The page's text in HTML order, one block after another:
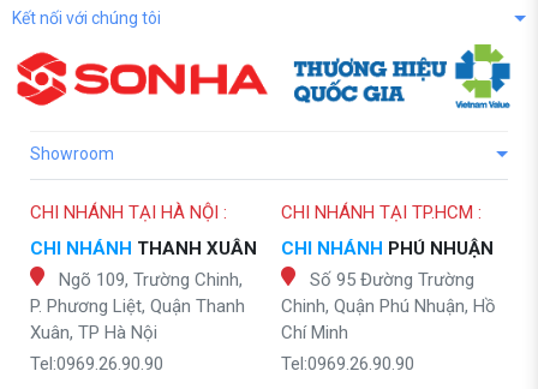
Kết nối với chúng tôi
Showroom
CHI NHÁNH TẠI HÀ NỘI :
CHI NHÁNH THANH XUÂN
Ngõ 109, Trường Chinh,
P. Phương Liệt, Quận Thanh
Xuân, TP Hà Nội
Tel:0969.26.90.90
CHI NHÁNH TẠI TP.HCM :
CHI NHÁNH PHÚ NHUẬN
Số 95 Đường Trường
Chinh, Quận Phú Nhuận, Hồ
Chí Minh
Tel:0969.26.90.90